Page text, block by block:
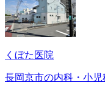
くぼた医院
長岡京市の内科・小